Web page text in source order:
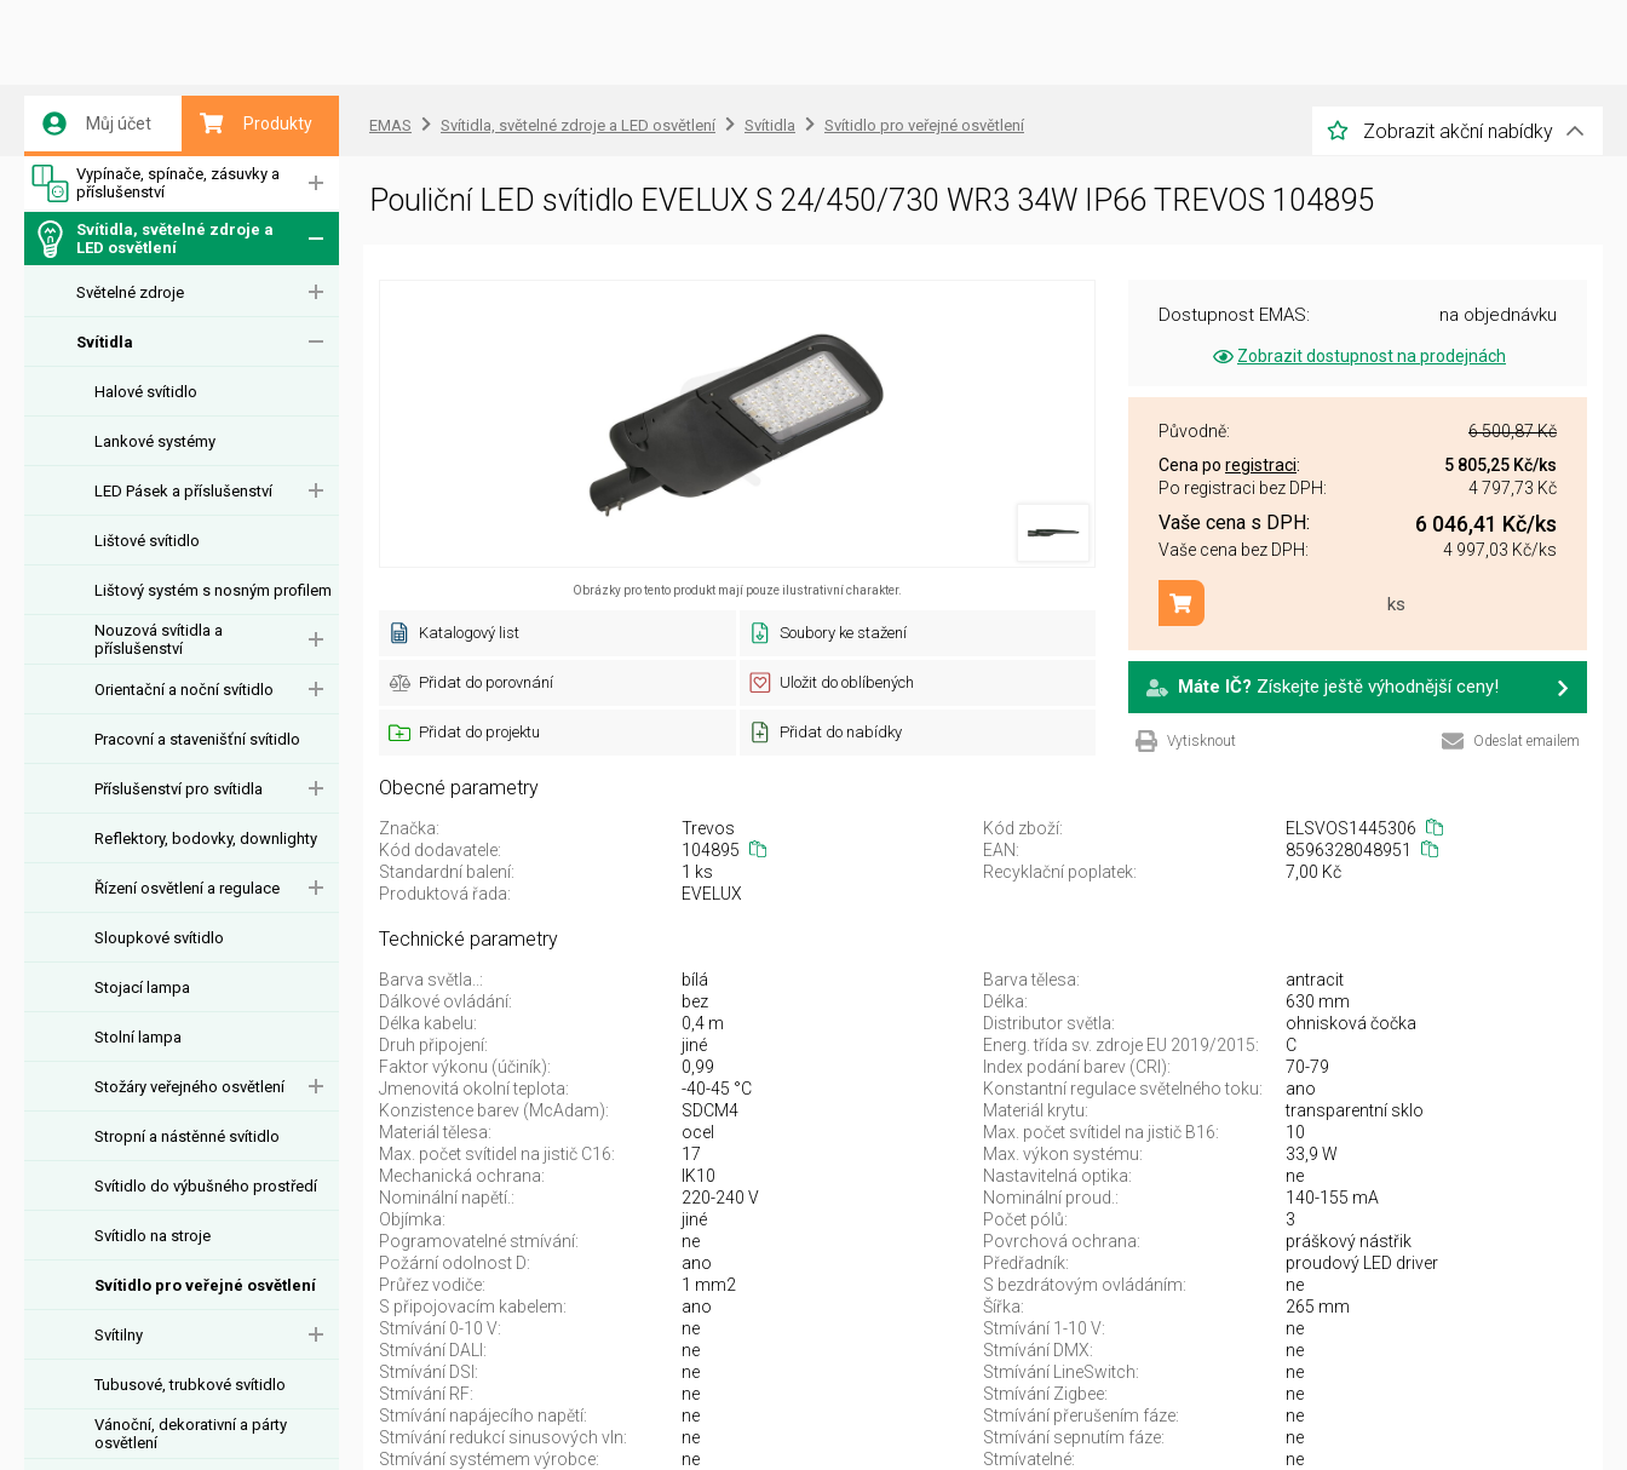
Můj účet Produkty
Vypínače, spínače, zásuvky a
příslušenství
Svítidla, světelné zdroje a
LED osvětlení
Světelné zdroje
Svítidla
Halové svítidlo
Lankové systémy
LED Pásek a příslušenství
Lištové svítidlo
Lištový systém s nosným profilem
Nouzová svítidla a
příslušenství
Orientační a noční svítidlo
Pracovní a stavenišťní svítidlo
Příslušenství pro svítidla
Reflektory, bodovky, downlighty
Řízení osvětlení a regulace
Sloupkové svítidlo
Stojací lampa
Stolní lampa
Stožáry veřejného osvětlení
Stropní a nástěnné svítidlo
Svítidlo do výbušného prostředí
Svítidlo na stroje
Svítidlo pro veřejné osvětlení
Svítilny
Tubusové, trubkové svítidlo
Vánoční, dekorativní a párty
osvětlení
EMAS Svítidla, světelné zdroje a LED osvětlení Svítidla Svítidlo pro veřejné osvětlení Zobrazit akční nabídky
Pouliční LED svítidlo EVELUX S 24/450/730 WR3 34W IP66 TREVOS 104895
Obrázky pro tento produkt mají pouze ilustrativní charakter.
Katalogový list Soubory ke stažení
Přidat do porovnání Uložit do oblíbených
Přidat do projektu Přidat do nabídky
Dostupnost EMAS: na objednávku
Zobrazit dostupnost na prodejnách
Původně:
6 500,87 Kč
Cena po registraci: 5 805,25 Kč/ks
Po registraci bez DPH:
4 797,73 Kč
Vaše cena s DPH: 6 046,41 Kč/ks
Vaše cena bez DPH: 4 997,03 Kč/ks
ks
Přidat do košíku
Máte IČ? Získejte ještě výhodnější ceny!
Vytisknout Odeslat emailem
Obecné parametry
Značka: Trevos Kód zboží:
ELSVOS1445306
Kód dodavatele:
104895 EAN:
8596328048951
Standardní balení:
1 ks Recyklační poplatek:
7,00 Kč
Produktová řada:
EVELUX
Technické parametry
Barva světla..: bílá Barva tělesa:
antracit
Dálkové ovládání:
bez Délka:
630 mm
Délka kabelu:
0,4 m Distributor světla:
ohnisková čočka
Druh připojení:
jiné Energ. třída sv. zdroje EU 2019/2015:
C
Faktor výkonu (účiník):
0,99 Index podání barev (CRI):
70-79
Jmenovitá okolní teplota:
-40-45 °C Konstantní regulace světelného toku:
ano
Konzistence barev (McAdam):
SDCM4 Materiál krytu:
transparentní sklo
Materiál tělesa:
ocel Max. počet svítidel na jistič B16:
10
Max. počet svítidel na jistič C16:
17 Max. výkon systému:
33,9 W
Mechanická ochrana:
IK10 Nastavitelná optika:
ne
Nominální napětí.:
220-240 V Nominální proud.:
140-155 mA
Objímka:
jiné Počet pólů:
3
Pogramovatelné stmívání:
ne Povrchová ochrana:
práškový nástřik
Požární odolnost D:
ano Předřadník:
proudový LED driver
Průřez vodiče:
1 mm2 S bezdrátovým ovládáním:
ne
S připojovacím kabelem:
ano Šířka:
265 mm
Stmívání 0-10 V:
ne Stmívání 1-10 V:
ne
Stmívání DALI:
ne Stmívání DMX:
ne
Stmívání DSI:
ne Stmívání LineSwitch:
ne
Stmívání RF:
ne Stmívání Zigbee:
ne
Stmívání napájecího napětí:
ne Stmívání přerušením fáze:
ne
Stmívání redukcí sinusových vln:
ne Stmívání sepnutím fáze:
ne
Stmívání systémem výrobce:
ne Stmívatelné:
ne